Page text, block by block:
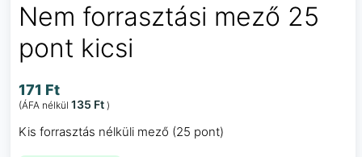
Nem forrasztási mező 25
pont kicsi
171 Ft
(ÁFA nélkül 135 Ft )
Kis forrasztás nélküli mező (25 pont)